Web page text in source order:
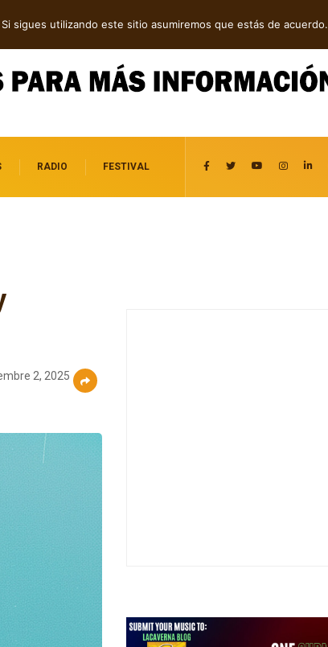
RADIO FESTIVAL
2, 2025
sigues utilizando este sitio asumiremos que estás de acuerdo.